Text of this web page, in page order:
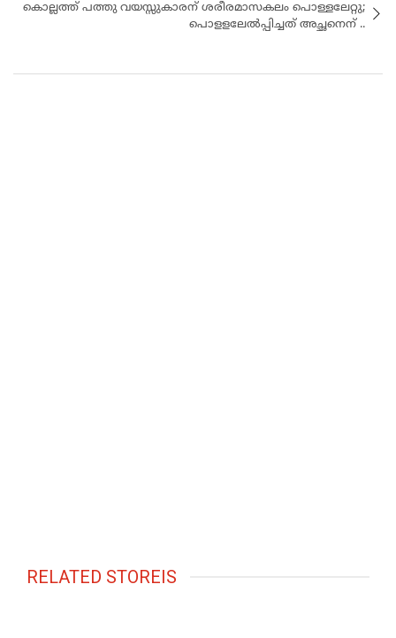
കൊല്ലത്ത് പത്തു വയസ്സുകാരന് ശരീരമാസകലം പൊള്ളലേറ്റു;
പൊളളലേൽപ്പിച്ചത് അച്ഛനെന് ..
RELATED STOREIS